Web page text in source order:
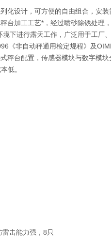
化设计，可方便的自由组合，安
台加工工艺*，经过喷砂除锈处理
下进行露天工作，广泛用于工厂
《非自动秤通用检定规程》及
秤台配置，传感器模块与数字模
低。
击能力强，8只